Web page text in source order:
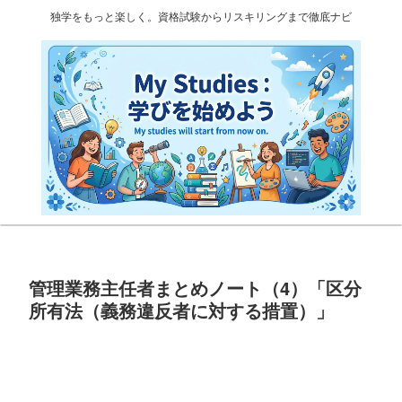
独学をもっと楽しく。資格試験からリスキリングまで徹底ナビ
管理業務主任者まとめノート（4）「区分
所有法（義務違反者に対する措置）」